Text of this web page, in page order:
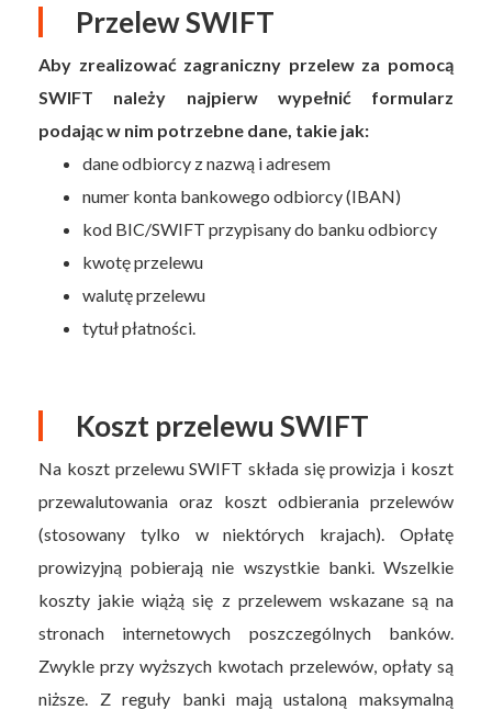
Przelew SWIFT
Aby zrealizować zagraniczny przelew za pomocą
SWIFT należy najpierw wypełnić formularz
podając w nim potrzebne dane, takie jak:
dane odbiorcy z nazwą i adresem
numer konta bankowego odbiorcy (IBAN)
kod BIC/SWIFT przypisany do banku odbiorcy
kwotę przelewu
walutę przelewu
tytuł płatności.
Koszt przelewu SWIFT
Na koszt przelewu SWIFT składa się prowizja i koszt
przewalutowania oraz koszt odbierania przelewów
(stosowany tylko w niektórych krajach). Opłatę
prowizyjną pobierają nie wszystkie banki. Wszelkie
koszty jakie wiążą się z przelewem wskazane są na
stronach internetowych poszczególnych banków.
Zwykle przy wyższych kwotach przelewów, opłaty są
niższe. Z reguły banki mają ustaloną maksymalną